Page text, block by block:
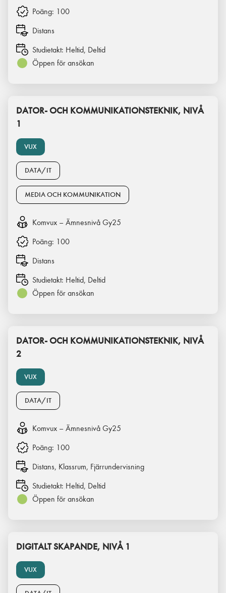
Poäng: 100
Distans
Studietakt: Heltid, Deltid
Öppen för ansökan
VUX
DATOR- OCH KOMMUNIKATIONSTEKNIK, NIVÅ
1
DATA/IT
MEDIA OCH KOMMUNIKATION
Komvux – Ämnesnivå Gy25
Poäng: 100
Distans
Studietakt: Heltid, Deltid
Öppen för ansökan
VUX
DATOR- OCH KOMMUNIKATIONSTEKNIK, NIVÅ
2
DATA/IT
Komvux – Ämnesnivå Gy25
Poäng: 100
Distans, Klassrum, Fjärrundervisning
Studietakt: Heltid, Deltid
Öppen för ansökan
VUX
DIGITALT SKAPANDE, NIVÅ 1